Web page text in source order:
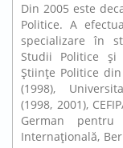
Din 2005 este
Politice. A
specializare în
Studii Politice şi
Ştiinţe Politice din
(1998),
(1998, 2001),
German
Internaţională,